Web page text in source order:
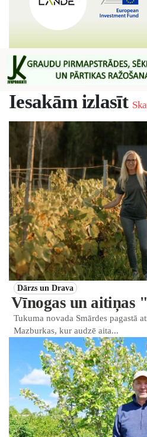
Iesakām izlasīt
Dārzs un Drava
Vīnogas un aitiņas
Tukuma novada Smārdes pagastā
Mazburkas, kur audzē aita...